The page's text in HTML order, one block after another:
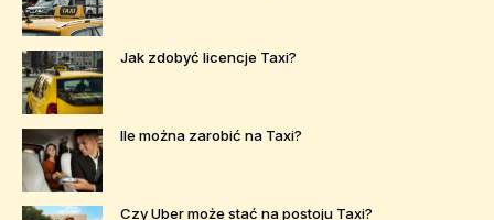
Jak zdobyć licencje Taxi?
Ile można zarobić na Taxi?
Czy Uber może stać na postoju Taxi?